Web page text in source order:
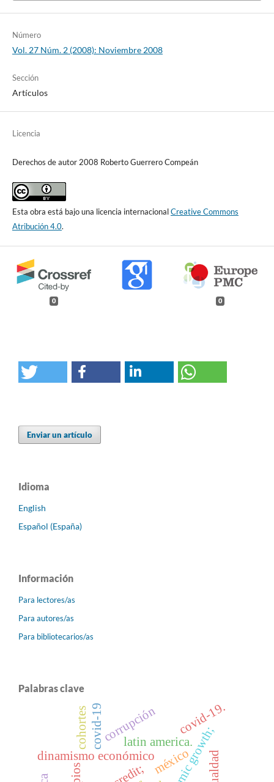
Número
Vol. 27 Núm. 2 (2008): Noviembre 2008
Sección
Artículos
Licencia
Derechos de autor 2008 Roberto Guerrero Compeán
Esta obra está bajo una licencia internacionalCreative Commons
Atribución 4.0.
0 0
Enviar un artículo
Idioma
English
Español (España)
Información
Para lectores/as
Para autores/as
Para bibliotecarios/as
Palabras clave
dinamismo económico
latin america.
corrupción
méxico
covid-19 covid-19.
cohortes